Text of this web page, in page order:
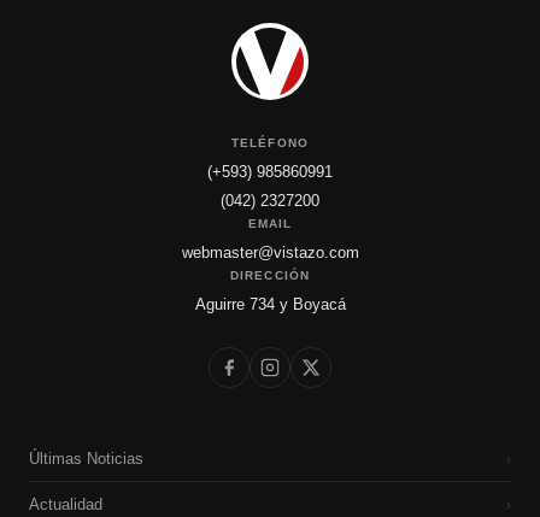
TELÉFONO
(+593) 985860991
(042) 2327200
EMAIL
webmaster@vistazo.com
DIRECCIÓN
Aguirre 734 y Boyacá
Últimas Noticias ›
Actualidad ›